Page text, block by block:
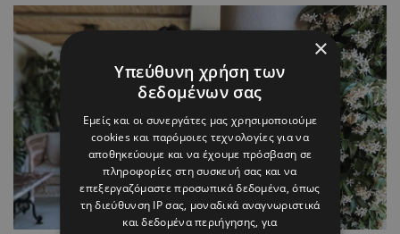
×
Υπεύθυνη χρήση των
δεδομένων σας
Εμείς και οι συνεργάτες μας χρησιμοποιούμε
cookies και παρόμοιες τεχνολογίες για να
αποθηκεύουμε και να έχουμε πρόσβαση σε
πληροφορίες στη συσκευή σας και να
επεξεργαζόμαστε προσωπικά δεδομένα, όπως
τη διεύθυνση IP σας, μοναδικά αναγνωριστικά
και δεδομένα περιήγησης, για